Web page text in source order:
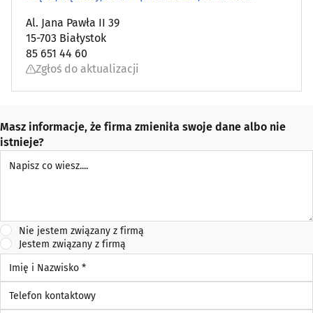
Al. Jana Pawła II 39
15-703 Białystok
85 651 44 60
Zgłoś do aktualizacji
Masz informacje, że firma zmieniła swoje dane albo nie
istnieje?
Nie jestem związany z firmą
Jestem związany z firmą